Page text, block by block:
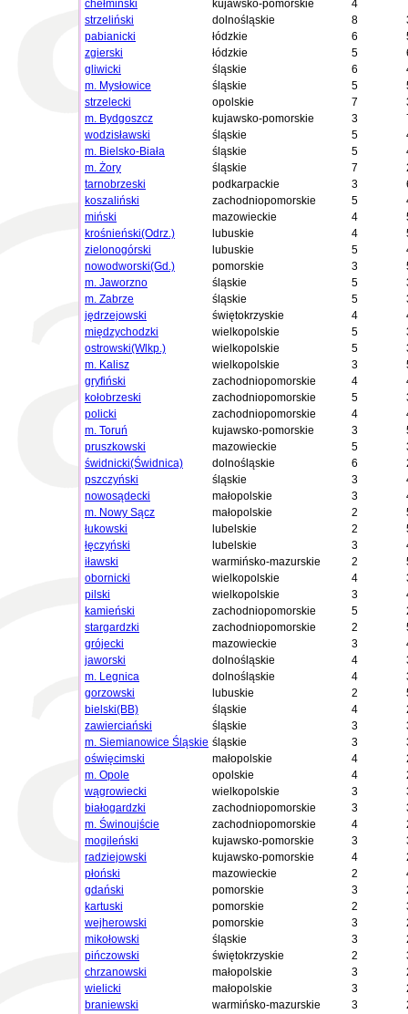
chełmiński kujawsko-pomorskie 4
strzeliński
dolnośląskie 8
pabianicki
łódzkie 6
zgierski
łódzkie 5
gliwicki
śląskie 6
m. Mysłowice
śląskie 5
strzelecki
opolskie 7
m. Bydgoszcz
kujawsko-pomorskie 3
wodzisławski
śląskie 5
m. Bielsko-Biała
śląskie 5
m. Żory
śląskie 7
tarnobrzeski
podkarpackie 3
koszaliński
zachodniopomorskie 5
miński
mazowieckie 4
krośnieński(Odrz.)
lubuskie 4
zielonogórski
lubuskie 5
nowodworski(Gd.)
pomorskie 3
m. Jaworzno
śląskie 5
m. Zabrze
śląskie 5
jędrzejowski
świętokrzyskie 4
międzychodzki
wielkopolskie 5
ostrowski(Wlkp.)
wielkopolskie 5
m. Kalisz
wielkopolskie 3
gryfiński
zachodniopomorskie 4
kołobrzeski
zachodniopomorskie 5
policki
zachodniopomorskie 4
m. Toruń
kujawsko-pomorskie 3
pruszkowski
mazowieckie 5
świdnicki(Świdnica)
dolnośląskie 6
pszczyński
śląskie 3
nowosądecki
małopolskie 3
m. Nowy Sącz
małopolskie 2
łukowski
lubelskie 2
łęczyński
lubelskie 3
iławski
warmińsko-mazurskie 2
obornicki
wielkopolskie 4
pilski
wielkopolskie 3
kamieński
zachodniopomorskie 5
stargardzki
zachodniopomorskie 2
grójecki
mazowieckie 3
jaworski
dolnośląskie 4
m. Legnica
dolnośląskie 4
gorzowski
lubuskie 2
bielski(BB)
śląskie 4
zawierciański
śląskie 3
m. Siemianowice Śląskie śląskie 3
oświęcimski
małopolskie 4
m. Opole
opolskie 4
wągrowiecki
wielkopolskie 3
białogardzki
zachodniopomorskie 3
m. Świnoujście
zachodniopomorskie 4
mogileński
kujawsko-pomorskie 3
radziejowski
kujawsko-pomorskie 4
płoński
mazowieckie 2
gdański
pomorskie 3
kartuski
pomorskie 2
wejherowski
pomorskie 3
mikołowski
śląskie 3
pińczowski
świętokrzyskie 2
chrzanowski
małopolskie 3
wielicki
małopolskie 3
braniewski
warmińsko-mazurskie 3